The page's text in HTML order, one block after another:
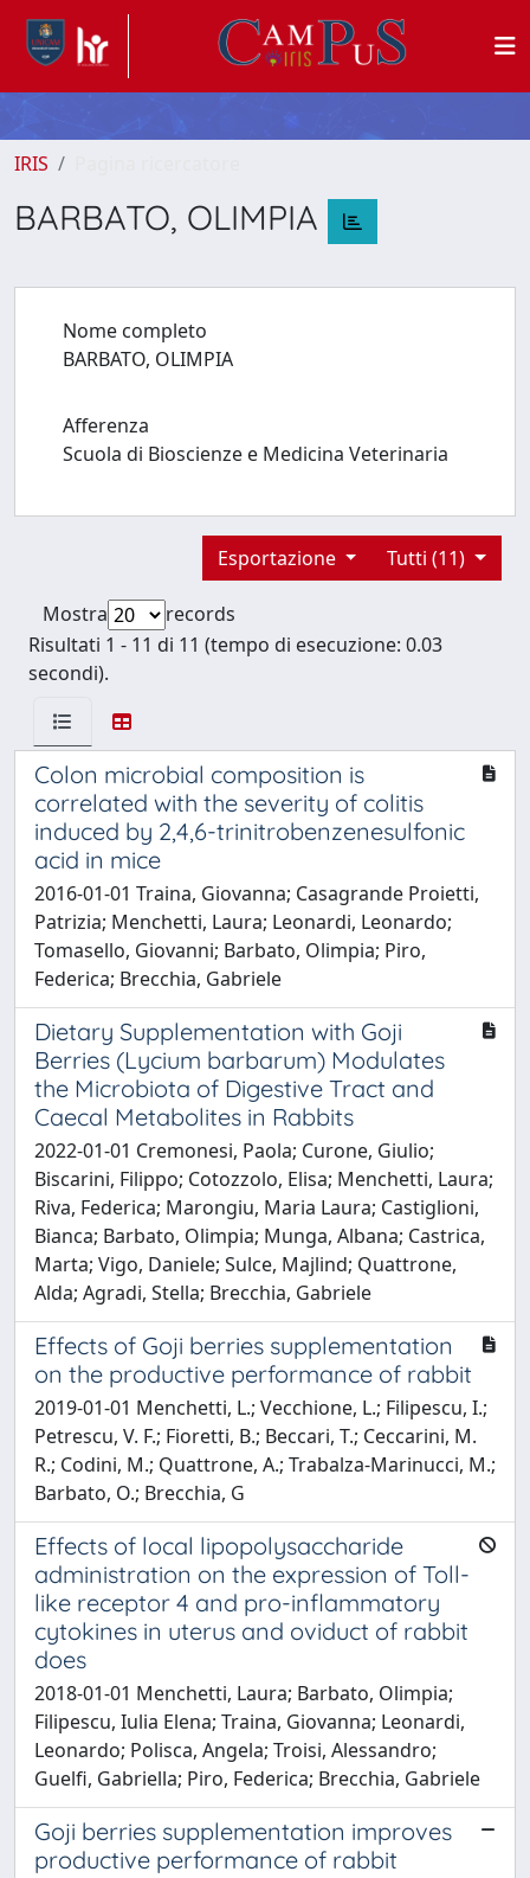
IRIS
BARBATO, OLIMPIA
Nome completo
BARBATO, OLIMPIA
Afferenza
Scuola di Bioscienze e Medicina Veterinaria
Tutti (11)
Esportazione
Mostra
records
Risultati 1 - 11 di 11 (tempo di esecuzione: 0.03
secondi).
Colon microbial composition is
correlated with the severity of colitis
induced by 2,4,6-trinitrobenzenesulfonic
acid in mice
2016-01-01 Traina, Giovanna; Casagrande Proietti,
Patrizia; Menchetti, Laura; Leonardi, Leonardo;
Tomasello, Giovanni; Barbato, Olimpia; Piro,
Federica; Brecchia, Gabriele
Dietary Supplementation with Goji
Berries (Lycium barbarum) Modulates
the Microbiota of Digestive Tract and
Caecal Metabolites in Rabbits
2022-01-01 Cremonesi, Paola; Curone, Giulio;
Biscarini, Filippo; Cotozzolo, Elisa; Menchetti, Laura;
Riva, Federica; Marongiu, Maria Laura; Castiglioni,
Bianca; Barbato, Olimpia; Munga, Albana; Castrica,
Marta; Vigo, Daniele; Sulce, Majlind; Quattrone,
Alda; Agradi, Stella; Brecchia, Gabriele
Effects of Goji berries supplementation
on the productive performance of rabbit
2019-01-01 Menchetti, L.; Vecchione, L.; Filipescu, I.;
Petrescu, V. F.; Fioretti, B.; Beccari, T.; Ceccarini, M.
R.; Codini, M.; Quattrone, A.; Trabalza-Marinucci, M.;
Barbato, O.; Brecchia, G
Effects of local lipopolysaccharide
administration on the expression of Toll-
like receptor 4 and pro-inflammatory
cytokines in uterus and oviduct of rabbit
does
2018-01-01 Menchetti, Laura; Barbato, Olimpia;
Filipescu, Iulia Elena; Traina, Giovanna; Leonardi,
Leonardo; Polisca, Angela; Troisi, Alessandro;
Guelfi, Gabriella; Piro, Federica; Brecchia, Gabriele
Goji berries supplementation improves
productive performance of rabbit